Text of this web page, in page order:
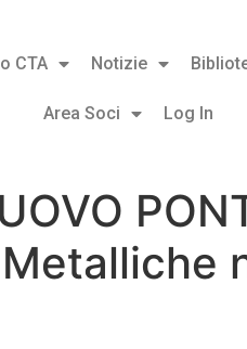
CTA Notizie
Area Soci Log In